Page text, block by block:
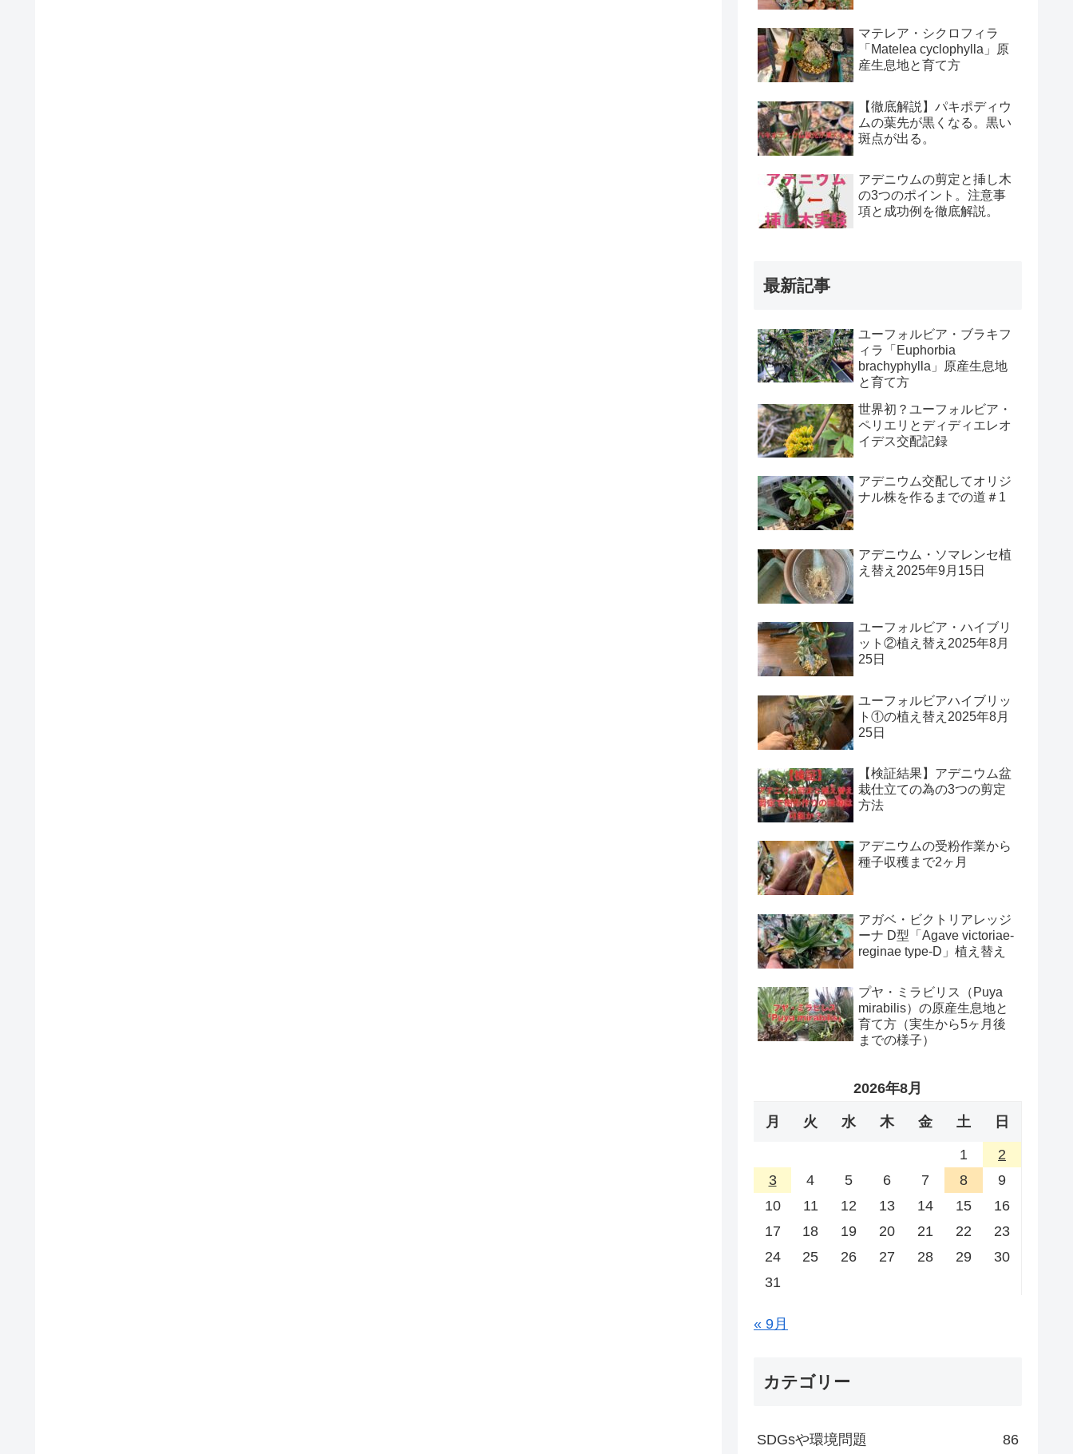
マテレア・シクロフィラ
「Matelea cyclophylla」原
産生息地と育て方
【徹底解説】パキポディウ
ムの葉先が黒くなる。黒い
斑点が出る。
アデニウムの剪定と挿し木
の3つのポイント。注意事
項と成功例を徹底解説。
最新記事
ユーフォルビア・ブラキフ
ィラ「Euphorbia
brachyphylla」原産生息地
と育て方
世界初？ユーフォルビア・
ペリエリとディディエレオ
イデス交配記録
アデニウム交配してオリジ
ナル株を作るまでの道＃1
アデニウム・ソマレンセ植
え替え2025年9月15日
ユーフォルビア・ハイブリ
ット②植え替え2025年8月
25日
ユーフォルビアハイブリッ
ト①の植え替え2025年8月
25日
【検証結果】アデニウム盆
栽仕立ての為の3つの剪定
方法
アデニウムの受粉作業から
種子収穫まで2ヶ月
アガベ・ビクトリアレッジ
ーナ D型「Agave victoriae-
reginae type-D」植え替え
プヤ・ミラビリス（Puya
mirabilis）の原産生息地と
育て方（実生から5ヶ月後
までの様子）
2026年8月
月 火 水 木 金 土 日
1
2
3
4 5 6 7 8
9
10
11 12 13 14 15
16
17
18 19 20 21 22
23
24
25 26 27 28 29
30
31
« 9月
カテゴリー
SDGsや環境問題 86